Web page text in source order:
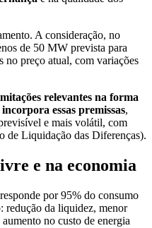
A consideração, no
de 50 MW prevista para
no preço atual, com variações
relevantes na forma
essas premissas,
e mais volátil, com
de Liquidação das Diferenças).
e na economia
por 95% do consumo
redução da liquidez, menor
no custo de energia